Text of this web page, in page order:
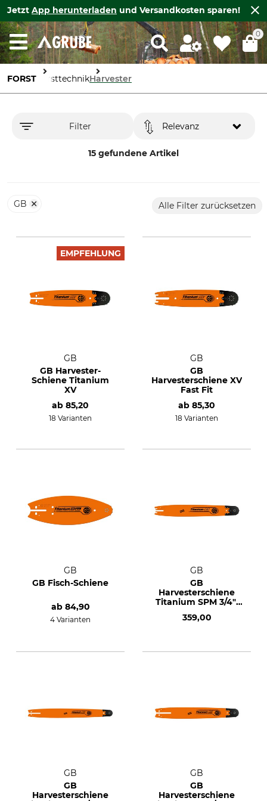
Jetzt App herunterladen und Versandkosten sparen!
0
FORST ForsttechnikHarvester
Filter
15 gefundene Artikel
Relevanz
GB Alle Filter zurücksetzen
EMPFEHLUNG
GB
GB Harvester-
Schiene Titanium
XV
ab 85,20
18 Varianten
GB
GB
Harvesterschiene XV
Fast Fit
ab 85,30
18 Varianten
GB
GB Fisch-Schiene
ab 84,90
4 Varianten
GB
GB
Harvesterschiene
Titanium SPM 3/4",
359,00
GB
GB
Harvesterschiene
GB
GB
Harvesterschiene